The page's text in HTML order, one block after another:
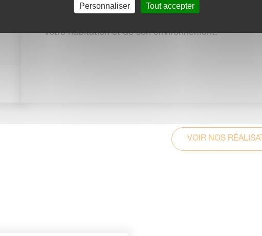
finitions. Confiez-nous, en toute sérénité, votre
nous chargerons de réaliser une pose dans les
votre habitation et de son environnement.
VOIR NOS
Tout accepter
Personnaliser